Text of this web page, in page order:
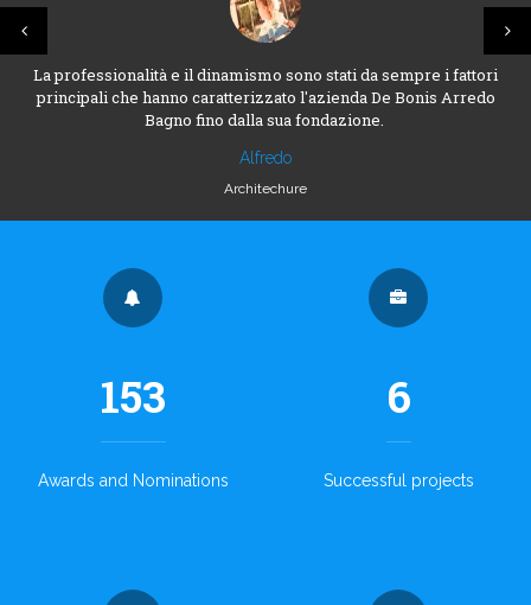
La professionalità e il dinamismo sono stati da sempre i fattori
principali che hanno caratterizzato l'azienda De Bonis Arredo
Bagno fino dalla sua fondazione.
Alfredo
Architechure
153
Awards and Nominations
6
Successful projects